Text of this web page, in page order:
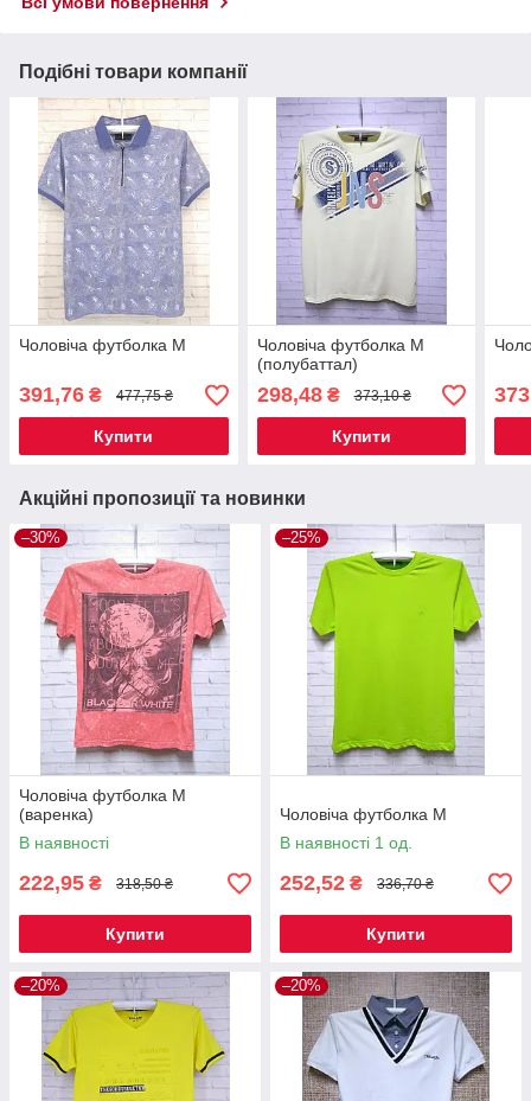
Подібні товари компанії
Чоловіча футболка M
391,76 ₴ 477,75 ₴
Купити
Чоловіча футболка М
(полубаттал)
298,48₴ 373,10 ₴
Купити
Акційні пропозиції та новинки
–30%
Чоловіча футболка M
(варенка)
В наявності
222,95 ₴ 318,50 ₴
Купити
–25%
Чоловіча футболка M
В наявності 1 од.
252,52 ₴ 336,70 ₴
Купити
–20% –20%